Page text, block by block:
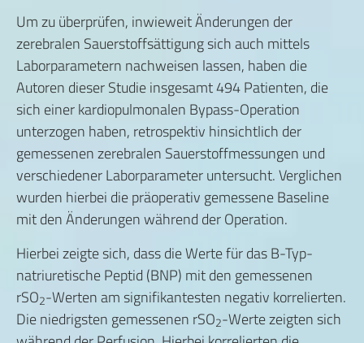
Um zu überprüfen, inwieweit Änderungen der
zerebralen Sauerstoffsättigung sich auch mittels
Laborparametern nachweisen lassen, haben die
Autoren dieser Studie insgesamt 494 Patienten, die
sich einer kardiopulmonalen Bypass-Operation
unterzogen haben, retrospektiv hinsichtlich der
gemessenen zerebralen Sauerstoffmessungen und
verschiedener Laborparameter untersucht. Verglichen
wurden hierbei die präoperativ gemessene Baseline
mit den Änderungen während der Operation.
Hierbei zeigte sich, dass die Werte für das B-Typ-
natriuretische Peptid (BNP) mit den gemessenen
rSO2-Werten am signifikantesten negativ korrelierten.
Die niedrigsten gemessenen rSO2-Werte zeigten sich